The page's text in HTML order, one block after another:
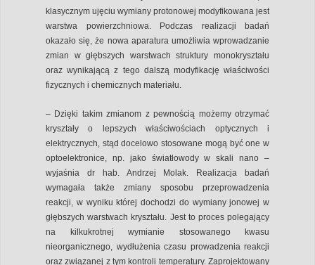
klasycznym ujęciu wymiany protonowej modyfikowana jest
warstwa powierzchniowa. Podczas realizacji badań
okazało się, że nowa aparatura umożliwia wprowadzanie
zmian w głębszych warstwach struktury monokryształu
oraz wynikającą z tego dalszą modyfikację właściwości
fizycznych i chemicznych materiału.
– Dzięki takim zmianom z pewnością możemy otrzymać
kryształy o lepszych właściwościach optycznych i
elektrycznych, stąd docelowo stosowane mogą być one w
optoelektronice, np. jako światłowody w skali nano –
wyjaśnia dr hab. Andrzej Molak. Realizacja badań
wymagała także zmiany sposobu przeprowadzenia
reakcji, w wyniku której dochodzi do wymiany jonowej w
głębszych warstwach kryształu. Jest to proces polegający
na kilkukrotnej wymianie stosowanego kwasu
nieorganicznego, wydłużenia czasu prowadzenia reakcji
oraz związanej z tym kontroli temperatury. Zaprojektowany